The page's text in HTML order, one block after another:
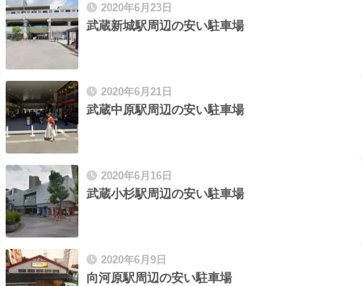
2020年6月23日
武蔵新城駅周辺の安い駐車場
2020年6月21日
武蔵中原駅周辺の安い駐車場
2020年6月16日
武蔵小杉駅周辺の安い駐車場
2020年6月9日
向河原駅周辺の安い駐車場